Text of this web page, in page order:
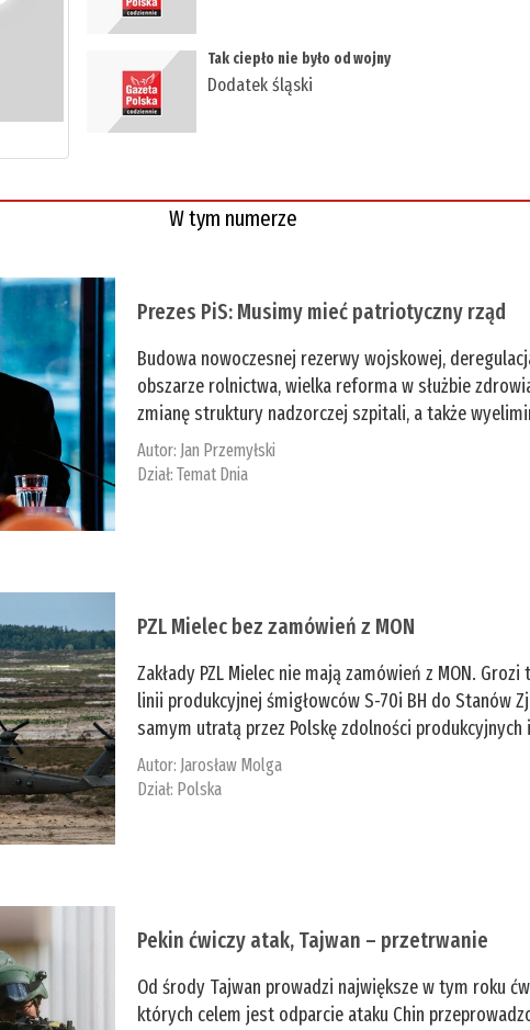
Tak ciepło nie było od wojny
Dodatek śląski
W tym numerze
Prezes PiS: Musimy mieć patriotyczny rząd
Budowa nowoczesnej rezerwy wojskowej,
obszarze rolnictwa, wielka reforma w służbie
zmianę struktury nadzorczej szpitali, a także
Autor: Jan Przemyłski
Dział:Temat Dnia
PZL Mielec bez zamówień z MON
Zakłady PZL Mielec nie mają zamówień z MON.
linii produkcyjnej śmigłowców S-70i BH do Stanów
samym utratą przez Polskę zdolności produkcyjnych
Autor: Jarosław Molga
Dział: Polska
Pekin ćwiczy atak, Tajwan – przetrwanie
Od środy Tajwan prowadzi największe w tym roku
których celem jest odparcie ataku Chin